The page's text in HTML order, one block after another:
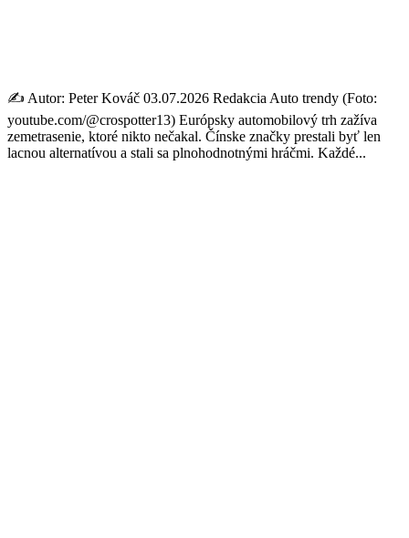
✍️ Autor: Peter Kováč 03.07.2026 Redakcia Auto trendy (Foto:
youtube.com/@crospotter13) Európsky automobilový trh zažíva
zemetrasenie, ktoré nikto nečakal. Čínske značky prestali byť len
lacnou alternatívou a stali sa plnohodnotnými hráčmi. Každé...